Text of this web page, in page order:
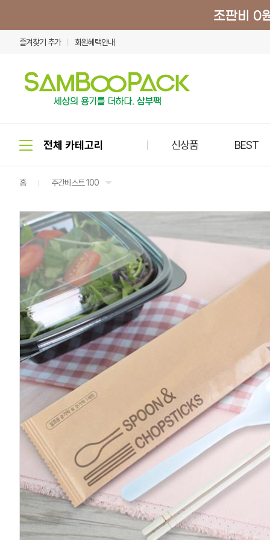
즐겨찾기 추가 회원혜택안내
신상품 BEST
홈 주간베스트 100